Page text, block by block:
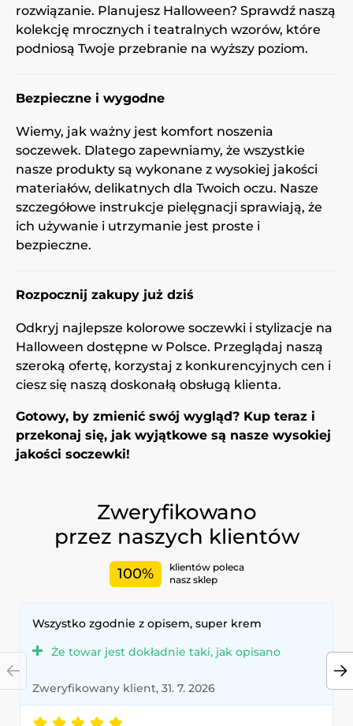
rozwiązanie. Planujesz Halloween? Sprawdź naszą
kolekcję mrocznych i teatralnych wzorów, które
podniosą Twoje przebranie na wyższy poziom.
Bezpieczne i wygodne
Wiemy, jak ważny jest komfort noszenia
soczewek. Dlatego zapewniamy, że wszystkie
nasze produkty są wykonane z wysokiej jakości
materiałów, delikatnych dla Twoich oczu. Nasze
szczegółowe instrukcje pielęgnacji sprawiają, że
ich używanie i utrzymanie jest proste i
bezpieczne.
Rozpocznij zakupy już dziś
Odkryj najlepsze kolorowe soczewki i stylizacje na
Halloween dostępne w Polsce. Przeglądaj naszą
szeroką ofertę, korzystaj z konkurencyjnych cen i
ciesz się naszą doskonałą obsługą klienta.
Gotowy, by zmienić swój wygląd? Kup teraz i
przekonaj się, jak wyjątkowe są nasze wysokiej
jakości soczewki!
Zweryfikowano
przez naszych klientów
100%
klientów poleca
nasz sklep
Wszystko zgodnie z opisem, super krem
Że towar jest dokładnie taki, jak opisano
Zweryfikowany klient, 31. 7. 2026